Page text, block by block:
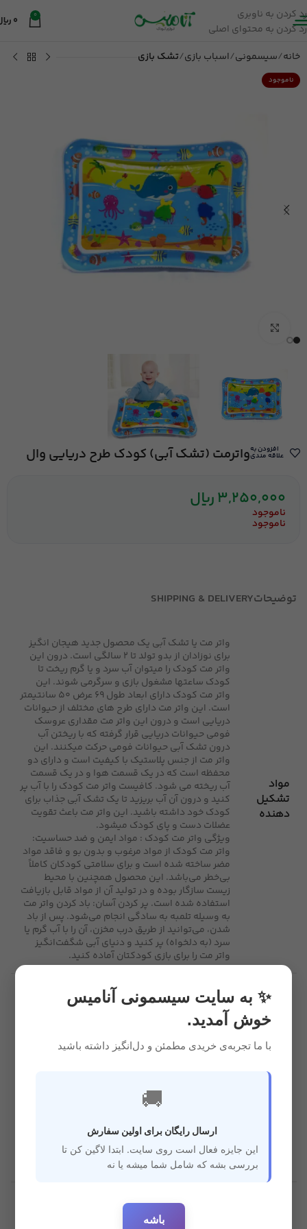
رد کردن به ناوبری
رد کردن به محتوای اصلی
0
0
خانه سیسمونی اسباب بازی تشک بازی
ناموجود
افزودن به
علاقه مندیواترمت (تشک آبی) کودک طرح دریایی وال
3,250,000ریال
ناموجود
ناموجود
توضیحاتSHIPPING & DELIVERY
مواد
تشکیل
دهنده
واتر مت یا تشک آبی یک محصول جدید هیجان انگیز
برای نوزادان از بدو تولد تا 2 سالگی است. درون این
واتر مت کودک را میتوان آب سرد و یا گرم ریخت تا
کودک ساعتها مشغول بازی و سرگرمی شوند. این
واتر مت کودک دارای ابعاد طول 69 عرض 50 سانتیمتر
است. این واتر مت دارای طرح های مختلف از حیوانات
دریایی است و درون این واتر مت مقداری عروسک
فومی حیوانات دریایی قرار گرفته که با ریختن آب
درون تشک آبی حیوانات فومی حرکت میکنند. این
واتر مت از جنس پلاستیک با کیفیت است و دارای دو
محفظه است که در یک قسمت هوا و در یک قسمت
آب ریخته می شود. کافیست واتر مت کودک را با آب پر
کنید و درون آن آب بریزید تا یک تشک آبی جذاب برای
کودک خود داشته باشید. این واتر مت باعث تقویت
عضلات دست و پای کودک میشود.
ویژگی واتر مت کودک : مواد ایمن و ضد حساسیت:
واتر مت کودک از مواد مرغوب و بدون بو و فاقد مواد
مضر ساخته شده است و برای سلامتی کودکان کاملاً
بی‌خطر می‌باشد. این محصول همچنین با محیط
زیست سازگار بوده و در تولید آن از مواد قابل بازیافت
استفاده شده است. پر کردن آسان: باد کردن واتر مت
به وسیله تلمبه به سادگی انجام می‌شود. پس از باد
شدن، می‌توانید از طریق درب مخزن، آن را با آب گرم یا
سرد (به دلخواه) پر کنید و دنیای آبی شگفت‌انگیز
واتر مت را برای بازی کودکتان آماده کنید.
مشخصات
ابعاد 8*50*69 سانتی
ساخت چین
جنس پلاستیک مقاوم
طرح دریایی هشت
✨ به سایت سیسمونی آنامیس
خوش آمدید.
با ما تجربه‌ی خریدی مطمئن و دل‌انگیز داشته باشید
🚚
ارسال رایگان برای اولین سفارش
این جایزه فعال است روی سایت. ابتدا لاگین کن تا
بررسی بشه که شامل شما میشه یا نه
باشه